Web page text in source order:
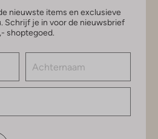
nieuwste items en exclusieve
Schrijf je in voor de nieuwsbrief
shoptegoed.